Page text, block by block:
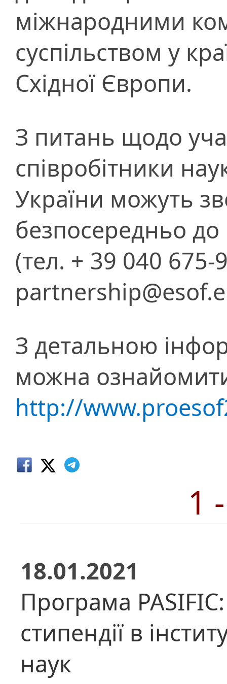
міжнародними
суспільством у
Східної Європи.
З питань щодо
співробітники
України можуть
безпосередньо до
(тел. + 39 040 675-
З детальною
можна
http://
1
18.01.2021
Програма
стипендії в
наук